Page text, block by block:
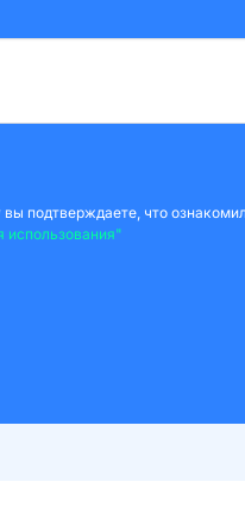
подтверждаете, что
использования"